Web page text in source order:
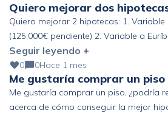
Quiero mejorar dos
Quiero mejorar 2 hipotecas: 1. Variable
(125.000€ pendiente) 2. Variable a
pendiente) Altos ingresos y ahorro, pero
podría mejorar?
Seguir leyendo +
0 0Hace 1 mes
Me gustaría comprar un piso
Me gustaría comprar un piso, ¿podría
acerca de cómo conseguir la mejor